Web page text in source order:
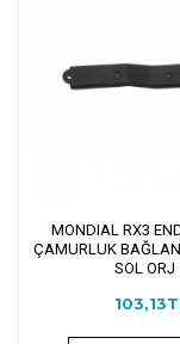
MONDIAL RX3
ÇAMURLUK
SOL ORJ